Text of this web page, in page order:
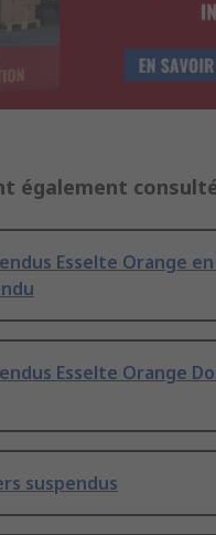
également
Esselte Orange
Esselte Orange
suspendus